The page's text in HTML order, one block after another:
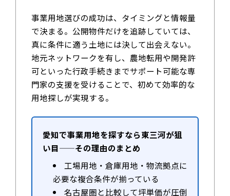
事業用地選びの成功は、タイミングと情報量
で決まる。公開物件だけを追跡していては、
真に条件に適う土地には決して出会えない。
地元ネットワークを有し、農地転用や開発許
可といった行政手続きまでサポート可能な専
門家の支援を受けることで、初めて効率的な
用地探しが実現する。
愛知で事業用地を探すなら東三河が狙
い目——その理由のまとめ
工場用地・倉庫用地・物流拠点に
必要な複合条件が揃っている
名古屋圏と比較して坪単価が圧倒